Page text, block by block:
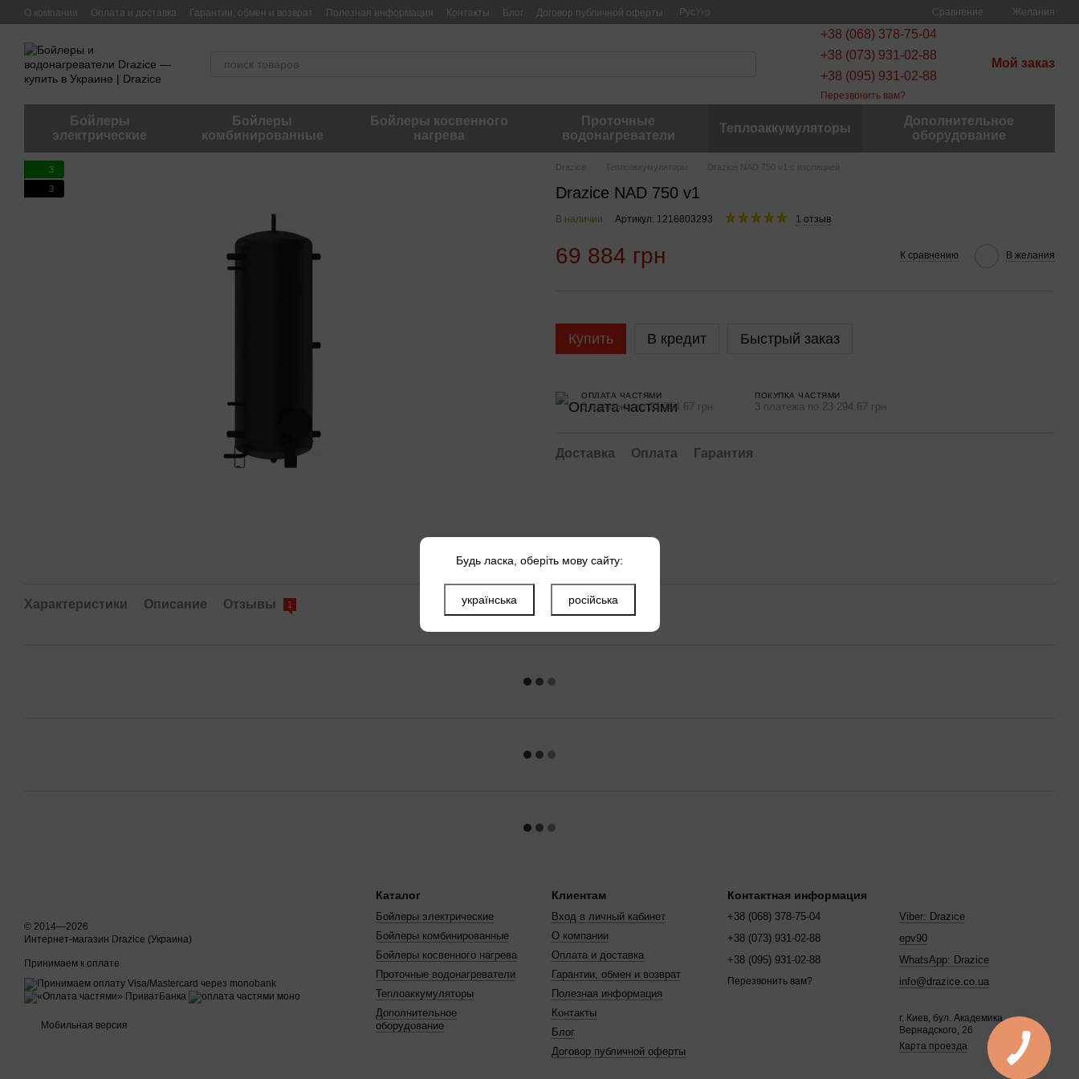
Перейти к основному контенту
О компании Оплата и доставка Гарантии, обмен и возврат Полезная информация Контакты Блог Договор публичной оферты Рус Сравнение Желания
+38 (068) 378-75-04
+38 (073) 931-02-88
+38 (095) 931-02-88
Перезвонить вам?
Мой заказ
Бойлеры
электрические
Бойлеры
комбинированные
Бойлеры косвенного
нагрева
Проточные
водонагреватели
Теплоаккумуляторы
Дополнительное
оборудование
3
3
Drazice Теплоаккумуляторы Drazice NAD 750 v1 с изоляцией
Drazice NAD 750 v1
В наличии Артикул: 1216803293 1 отзыв
69 884 грн К сравнению В желания
Купить В кредит Быстрый заказ
ОПЛАТА ЧАСТЯМИ
3 платежа по 23 294.67 грн
ПОКУПКА ЧАСТЯМИ
3 платежа по 23 294.67 грн
Доставка Оплата Гарантия
Характеристики Описание Отзывы 1
© 2014—2026
Интернет-магазин Drazice (Украина)
Принимаем к оплате
Мобильная версия
Каталог
Бойлеры электрические
Бойлеры комбинированные
Бойлеры косвенного нагрева
Проточные водонагреватели
Теплоаккумуляторы
Дополнительное
оборудование
Клиентам
Вход в личный кабинет
О компании
Оплата и доставка
Гарантии, обмен и возврат
Полезная информация
Контакты
Блог
Договор публичной оферты
Контактная информация
+38 (068) 378-75-04
+38 (073) 931-02-88
+38 (095) 931-02-88
Перезвонить вам?
Viber: Drazice
epv90
WhatsApp: Drazice
info@drazice.co.ua
г. Киев, бул. Академика
Вернадского, 26
Карта проезда
Будь ласка, оберіть мову сайту:
українська російська